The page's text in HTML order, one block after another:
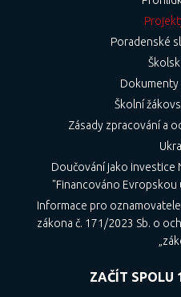
Poradenské
Dokumenty
Školní
Zásady zpracování a
Doučování jako investice
"Financováno Evropskou
Informace pro
zákona č. 171/2023 Sb. o
ZAČÍT SPOLU